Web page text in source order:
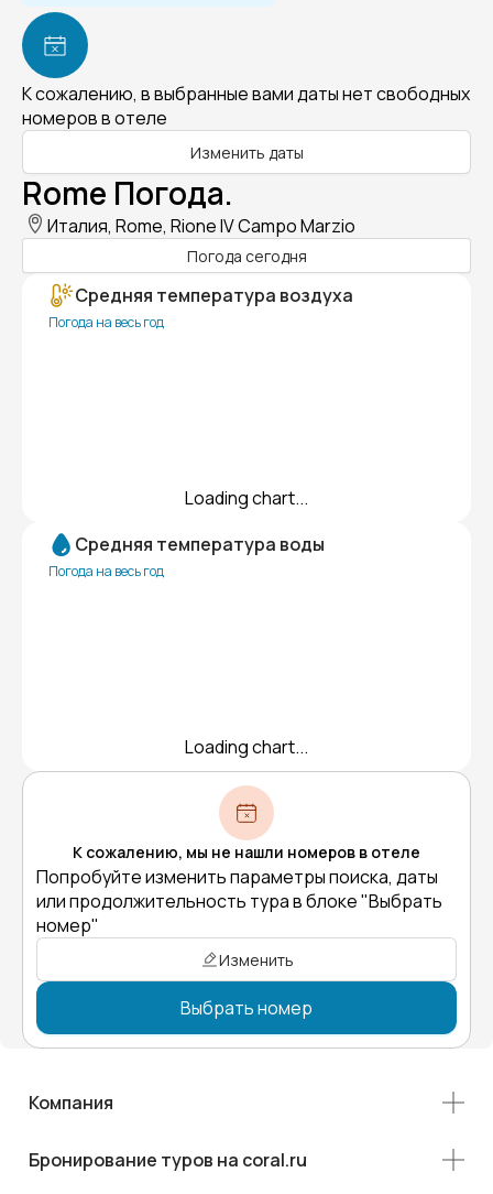
К сожалению, в выбранные вами даты нет свободных
номеров в отеле
Изменить даты
Rome Погода.
Италия, Rome, Rione IV Campo Marzio
Погода сегодня
Средняя температура воздуха
Погода на весь год
Loading chart...
Средняя температура воды
Погода на весь год
Loading chart...
К сожалению, мы не нашли номеров в отеле
Попробуйте изменить параметры поиска, даты
или продолжительность тура в блоке "Выбрать
номер"
Изменить
Выбрать номер
Компания
Бронирование туров на coral.ru